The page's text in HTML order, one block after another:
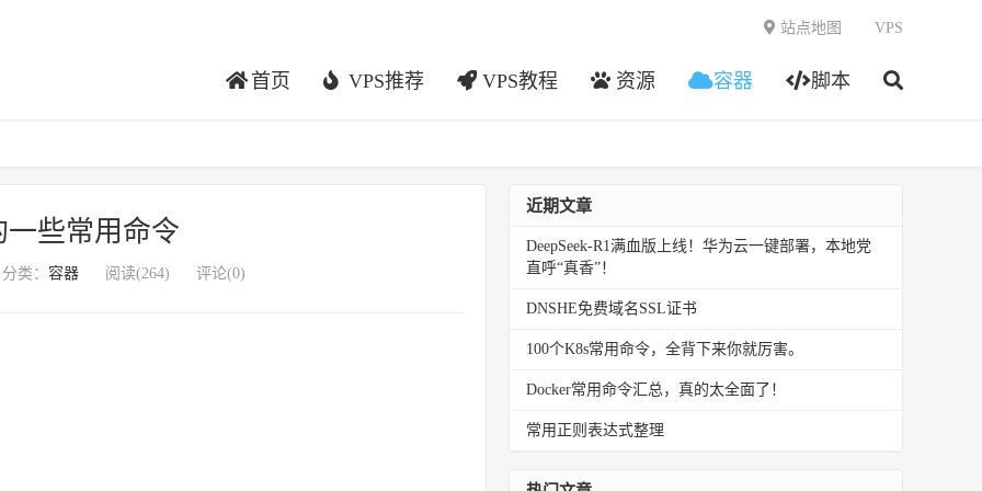
首页 VPS推荐 VPS教程 资源 容器 脚本
站点地图 VPS
一些常用命令
分类： 容器 阅读(264) 评论(0)
近期文章
DeepSeek-R1满血版上线！华为云一键部署，本地党
直呼“真香”！
DNSHE免费域名SSL证书
100个K8s常用命令，全背下来你就厉害。
Docker常用命令汇总，真的太全面了！
常用正则表达式整理